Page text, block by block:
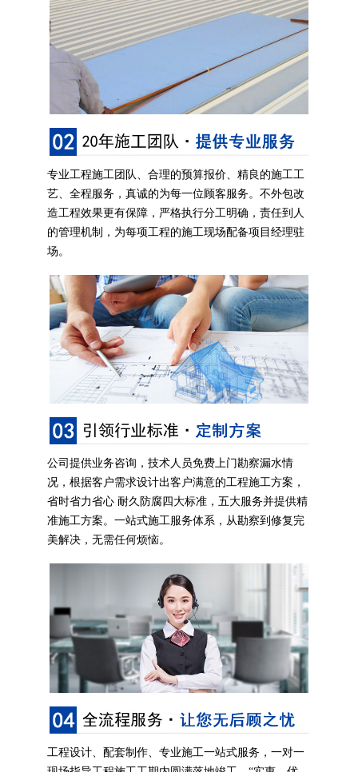
专业工程施工团队、合理的预算报价、精良的施工工
艺、全程服务，真诚的为每一位顾客服务。不外包改
造工程效果更有保障，严格执行分工明确，责任到人
的管理机制，为每项工程的施工现场配备项目经理驻
场。
公司提供业务咨询，技术人员免费上门勘察漏水情
况，根据客户需求设计出客户满意的工程施工方案，
省时省力省心 耐久防腐四大标准，五大服务并提供精
准施工方案。一站式施工服务体系，从勘察到修复完
美解决，无需任何烦恼。
工程设计、配套制作、专业施工一站式服务，一对一